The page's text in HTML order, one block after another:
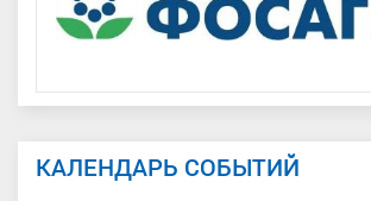
КАЛЕНДАРЬ СОБЫТИЙ